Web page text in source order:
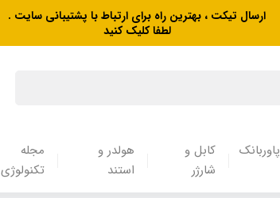
ارسال تیکت ، بهترین راه برای ارتباط با پشتیبانی سایت .
لطفا کلیک کنید
پاوربانک
کابل و
شارژر
هولدر و
استند
مجله
تکنولوژی